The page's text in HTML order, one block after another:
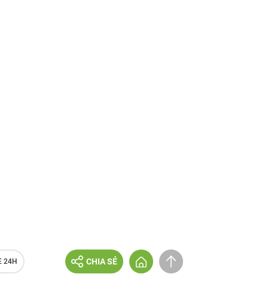
24H CHIA SẺ